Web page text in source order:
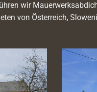
wir
von Österreich,